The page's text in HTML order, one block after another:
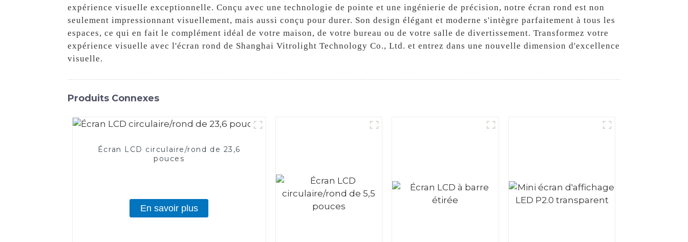
expérience visuelle exceptionnelle. Conçu avec une technologie de pointe et une ingénierie de précision, notre écran rond est non
seulement impressionnant visuellement, mais aussi conçu pour durer. Son design élégant et moderne s'intègre parfaitement à tous les
espaces, ce qui en fait le complément idéal de votre maison, de votre bureau ou de votre salle de divertissement. Transformez votre
expérience visuelle avec l'écran rond de Shanghai Vitrolight Technology Co., Ltd. et entrez dans une nouvelle dimension d'excellence
visuelle.
Produits Connexes
Écran LCD circulaire/rond de 23,6
pouces
En savoir plus